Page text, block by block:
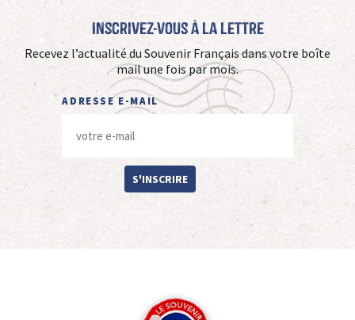
Inscrivez-vous à La Lettre
Recevez l’actualité du Souvenir Français dans votre boîte
mail une fois par mois.
ADRESSE E-MAIL
S'INSCRIRE